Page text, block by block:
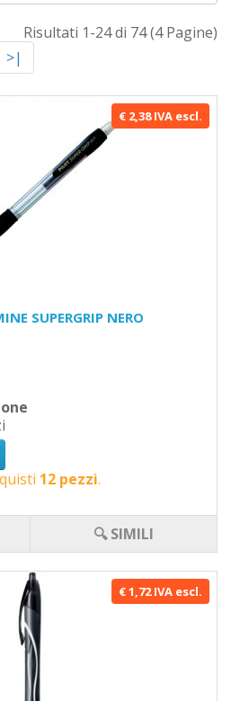
>|
Risultati 1-24 di 74 (4 Pagine)
€ 2,38 IVA escl.
SUPERGRIP NERO
12 pezzi.
🔍 SIMILI
€ 1,72 IVA escl.